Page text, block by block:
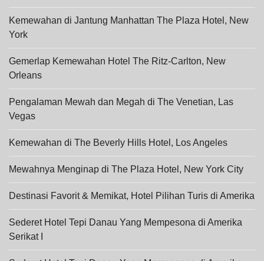
Kemewahan di Jantung Manhattan The Plaza Hotel, New
York
Gemerlap Kemewahan Hotel The Ritz-Carlton, New
Orleans
Pengalaman Mewah dan Megah di The Venetian, Las
Vegas
Kemewahan di The Beverly Hills Hotel, Los Angeles
Mewahnya Menginap di The Plaza Hotel, New York City
Destinasi Favorit & Memikat, Hotel Pilihan Turis di Amerika
Sederet Hotel Tepi Danau Yang Mempesona di Amerika
Serikat I